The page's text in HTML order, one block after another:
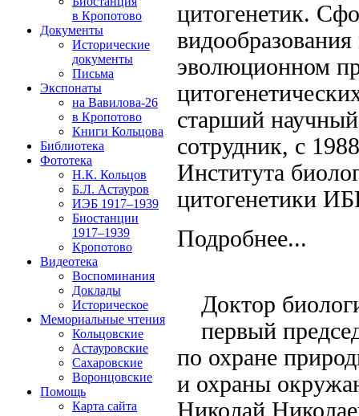
в Кропотово
Документы
Исторические
документы
Письма
Экспонаты
на Вавилова-26
в Кропотово
Книги Кольцова
Библиотека
Фототека
Н.К. Кольцов
Б.Л. Астауров
ИЭБ 1917–1939
Биостанции
1917–1939
Кропотово
Видеотека
Воспоминания
Доклады
Историческое
Мемориальные чтения
Кольцовские
Астауровские
Сахаровские
Воронцовские
Помощь
Карта сайта
цитогенетик.
эволюционном
старший
сотрудник, с
Института
цитогенетики
Подробнее...
Доктор
первый
по охране
и охраны
Николай